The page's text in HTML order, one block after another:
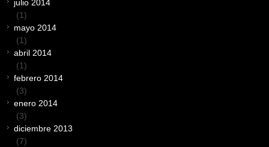
julio 2014
(1)
mayo 2014
(1)
abril 2014
(1)
febrero 2014
(3)
enero 2014
(3)
diciembre 2013
(7)